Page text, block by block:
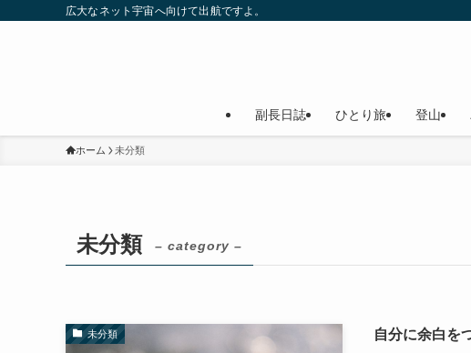
広大なネット宇宙へ向けて出航ですよ。
副長日誌 ひとり旅 登山
ホーム 未分類
未分類 – category –
未分類 自分に余白を